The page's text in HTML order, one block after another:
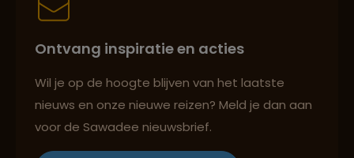
Groepsreizen mét indivuele vrijheid
Ontvang inspiratie en acties
Wil je op de hoogte blijven van het laatste
nieuws en onze nieuwe reizen? Meld je dan aan
voor de Sawadee nieuwsbrief.